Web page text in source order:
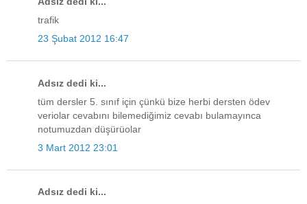
trafik
23 Şubat 2012 16:47
Adsız dedi ki...
tüm dersler 5. sınıf için çünkü bize herbi dersten ödev
veriolar cevabını bilemediğimiz cevabı bulamayınca
notumuzdan düşürüolar
3 Mart 2012 23:01
Adsız dedi ki...